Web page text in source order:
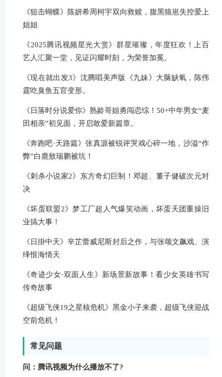
《狙击蝴蝶》陈妍希周柯宇双向救赎，腹黑狼崽失控爱上
姐姐
《2025腾讯视频星光大赏》群星璀璨，年度狂欢！上百
艺人汇聚一堂，见证闪耀时刻，为荣誉加冕。
《现在就出发3》沈腾唱美声版《九妹》大脑缺氧，陈伟
霆吃臭鱼五官变形。
《日落时分说爱你》熟龄哥姐勇闯恋综！50+中年男女“麦
田相亲”初见面，开启敢爱新篇章。
《奔跑吧·天路篇》张真源被锐评哭戏心碎一地，沙溢“作
弊”白鹿敖瑞鹏被坑！
《刺杀小说家2》东方奇幻巨制！邓超、董子健破次元对
决
《坏蛋联盟2》梦工厂超人气爆笑动画，坏蛋天团重操旧
业搞大事！
《日掛中天》辛芷蕾威尼斯封后之作，与张颂文飙戏、演
绎恨海情天
《奇迹少女·双面人生》新场景新故事！看少女英雄书写
传奇故事
《超级飞侠19之星核危机》黑金小子来袭，超级飞侠迎战
空前危机！
常见问题
问：腾讯视频为什么播放不了?